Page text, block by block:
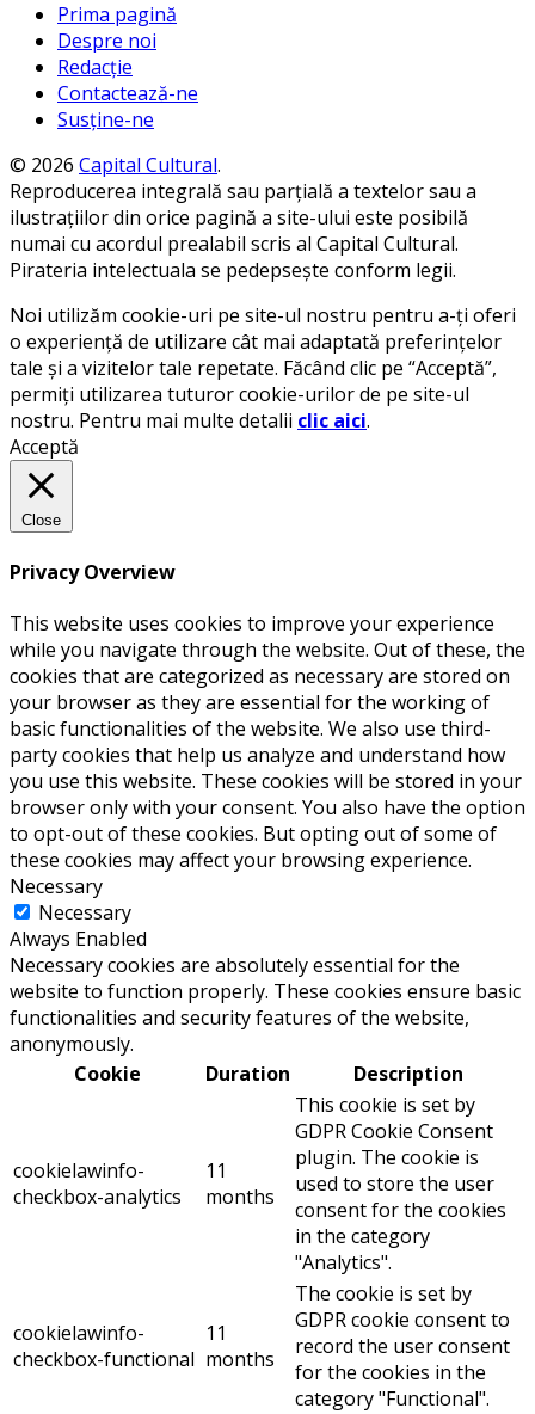
Prima pagină
Despre noi
Redacție
Contactează-ne
Susține-ne
© 2026 Capital Cultural.
Reproducerea integrală sau parțială a textelor sau a
ilustrațiilor din orice pagină a site-ului este posibilă
numai cu acordul prealabil scris al Capital Cultural.
Pirateria intelectuala se pedepsește conform legii.
Noi utilizăm cookie-uri pe site-ul nostru pentru a-ți oferi
o experiență de utilizare cât mai adaptată preferințelor
tale și a vizitelor tale repetate. Făcând clic pe “Acceptă”,
permiți utilizarea tuturor cookie-urilor de pe site-ul
nostru. Pentru mai multe detalii clic aici.
Acceptă
Close
Privacy Overview
This website uses cookies to improve your experience
while you navigate through the website. Out of these, the
cookies that are categorized as necessary are stored on
your browser as they are essential for the working of
basic functionalities of the website. We also use third-
party cookies that help us analyze and understand how
you use this website. These cookies will be stored in your
browser only with your consent. You also have the option
to opt-out of these cookies. But opting out of some of
these cookies may affect your browsing experience.
Necessary
Necessary
Always Enabled
Necessary cookies are absolutely essential for the
website to function properly. These cookies ensure basic
functionalities and security features of the website,
anonymously.
Cookie
Duration Description
cookielawinfo-
checkbox-analytics
11
months
This cookie is set by
GDPR Cookie Consent
plugin. The cookie is
used to store the user
consent for the cookies
in the category
"Analytics".
cookielawinfo-
checkbox-functional
11
months
The cookie is set by
GDPR cookie consent to
record the user consent
for the cookies in the
category "Functional".